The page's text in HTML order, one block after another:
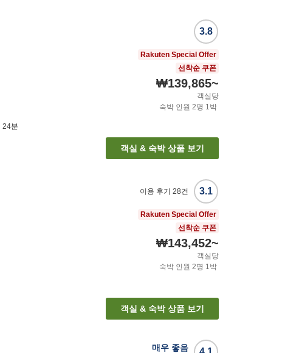
24분
3.8
Rakuten Special Offer
선착순 쿠폰
₩139,865~
객실당
숙박 인원 2명 1 박
객실 & 숙박 상품 보기
3.1
이용 후기 28건
Rakuten Special Offer
선착순 쿠폰
₩143,452~
객실당
숙박 인원 2명 1 박
객실 & 숙박 상품 보기
매우 좋음